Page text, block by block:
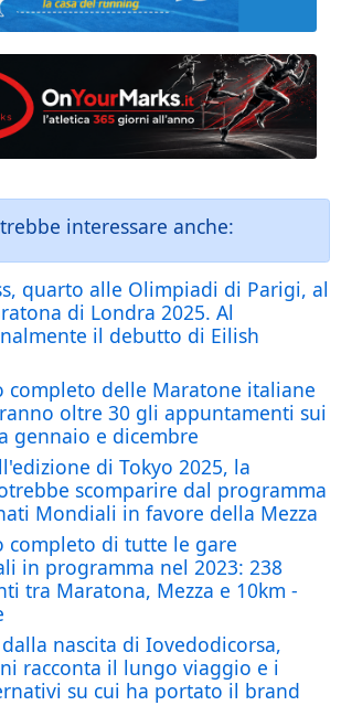
interessare anche:
quarto alle Olimpiadi di Parigi, al
di Londra 2025. Al
il debutto di Eilish
completo delle Maratone italiane
oltre 30 gli appuntamenti sui
gennaio e dicembre
di Tokyo 2025, la
scomparire dal programma
Mondiali in favore della Mezza
completo di tutte le gare
in programma nel 2023: 238
tra Maratona, Mezza e 10km -
nascita di Iovedodicorsa,
racconta il lungo viaggio e i
su cui ha portato il brand